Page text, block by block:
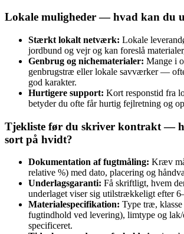
Lokale muligheder — hvad kan du
Stærkt lokalt netværk: Lokale
jordbund og vejr og kan foreslå
Genbrug og nichematerialer: Mange i
genbrugstræ eller lokale savværker —
god karakter.
Hurtigere support: Kort responstid fra
betyder du ofte får hurtig fejlretning og
Tjekliste før du skriver kontrakt —
sort på hvidt?
Dokumentation af fugtmåling: Kræv
relative %) med dato, placering og
Underlagsgaranti: Få skriftligt, hvem
underlaget viser sig utilstrækkeligt efter
Materialespecifikation: Type træ,
fugtindhold ved levering), limtype og
specificeret.